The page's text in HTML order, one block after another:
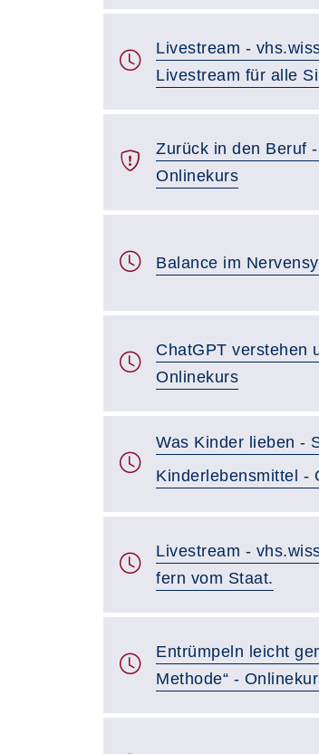
Livestream -
Livestream für alle
Zurück in den Beruf
Onlinekurs
Balance im
ChatGPT verstehen
Onlinekurs
Was Kinder lieben -
Kinderlebensmittel -
Livestream -
fern vom Staat.
Entrümpeln leicht
Methode“ -